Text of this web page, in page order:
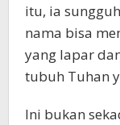
itu, ia
nama bisa
yang lapar
tubuh Tuhan
Ini bukan